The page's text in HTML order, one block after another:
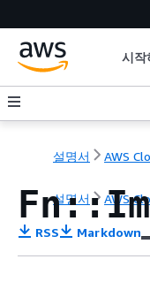
시작
설명서 AWS
설명서 AWS
RSS Markdown